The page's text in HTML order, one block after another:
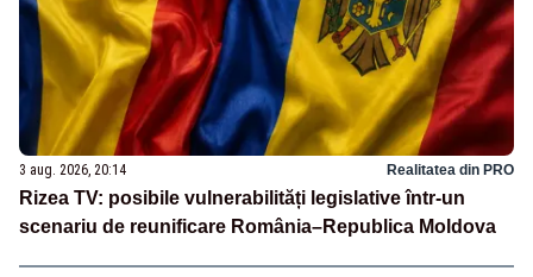
3 aug. 2026, 20:14 Realitatea din PRO
Rizea TV: posibile vulnerabilități legislative într-un
scenariu de reunificare România–Republica Moldova